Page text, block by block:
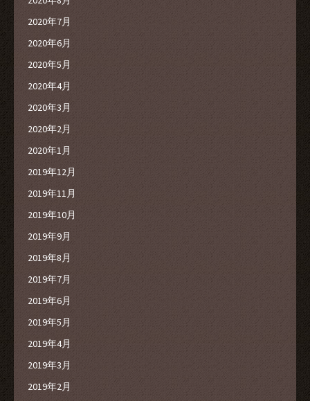
2020年7月
2020年6月
2020年5月
2020年4月
2020年3月
2020年2月
2020年1月
2019年12月
2019年11月
2019年10月
2019年9月
2019年8月
2019年7月
2019年6月
2019年5月
2019年4月
2019年3月
2019年2月